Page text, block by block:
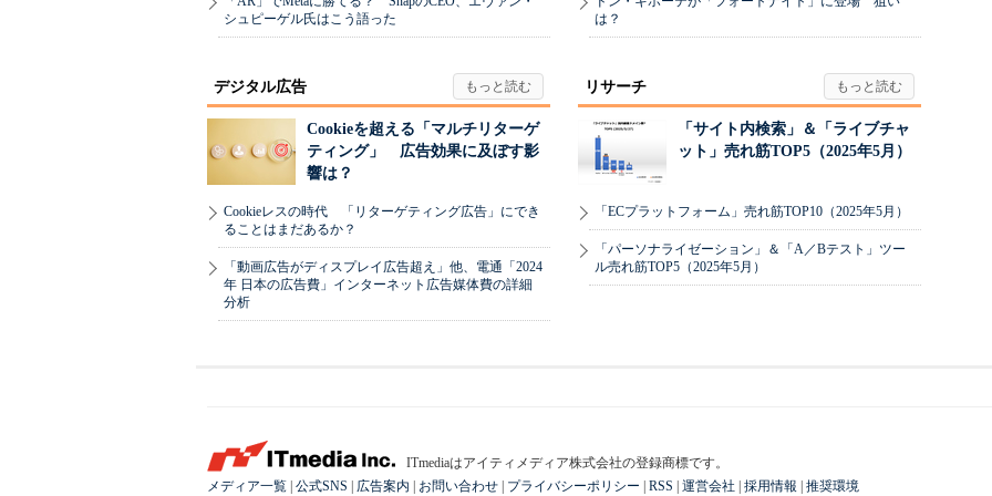
シュピーゲル氏はこう語った
は？
デジタル広告
Cookieを超える「マルチリターゲ
ティング」 広告効果に及ぼす影
響は？
Cookieレスの時代 「リターゲティング広告」にでき
ることはまだあるか？
「動画広告がディスプレイ広告超え」他、電通「2024
年 日本の広告費」インターネット広告媒体費の詳細
分析
リサーチ
「サイト内検索」＆「ライブチャ
ット」売れ筋TOP5（2025年5月）
「ECプラットフォーム」売れ筋TOP10（2025年5月）
「パーソナライゼーション」＆「A／Bテスト」ツー
ル売れ筋TOP5（2025年5月）
ITmediaはアイティメディア株式会社の登録商標です。
メディア一覧 公式SNS 広告案内 お問い合わせ プライバシーポリシー RSS 運営会社 採用情報 推奨環境